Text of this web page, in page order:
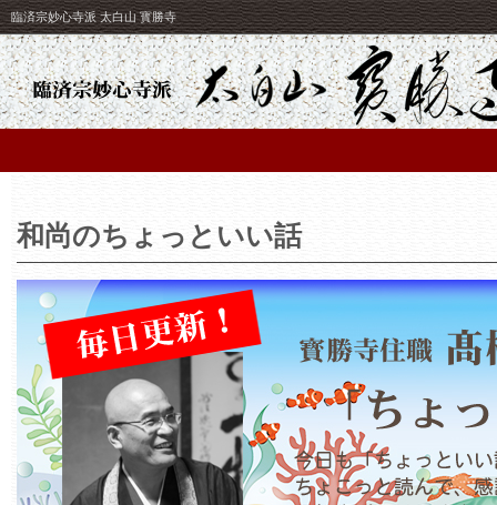
臨済宗妙心寺派 太白山 寳勝寺
和尚のちょっといい話